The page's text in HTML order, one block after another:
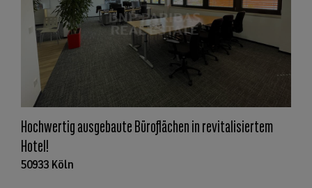
Hochwertig ausgebaute Büroflächen in revitalisiertem
Hotel!
50933 Köln